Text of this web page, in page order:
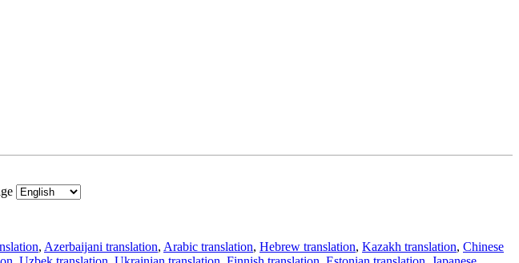
, Azerbaijani translation, Arabic translation, Hebrew translation, Kazakh translation, Chinese